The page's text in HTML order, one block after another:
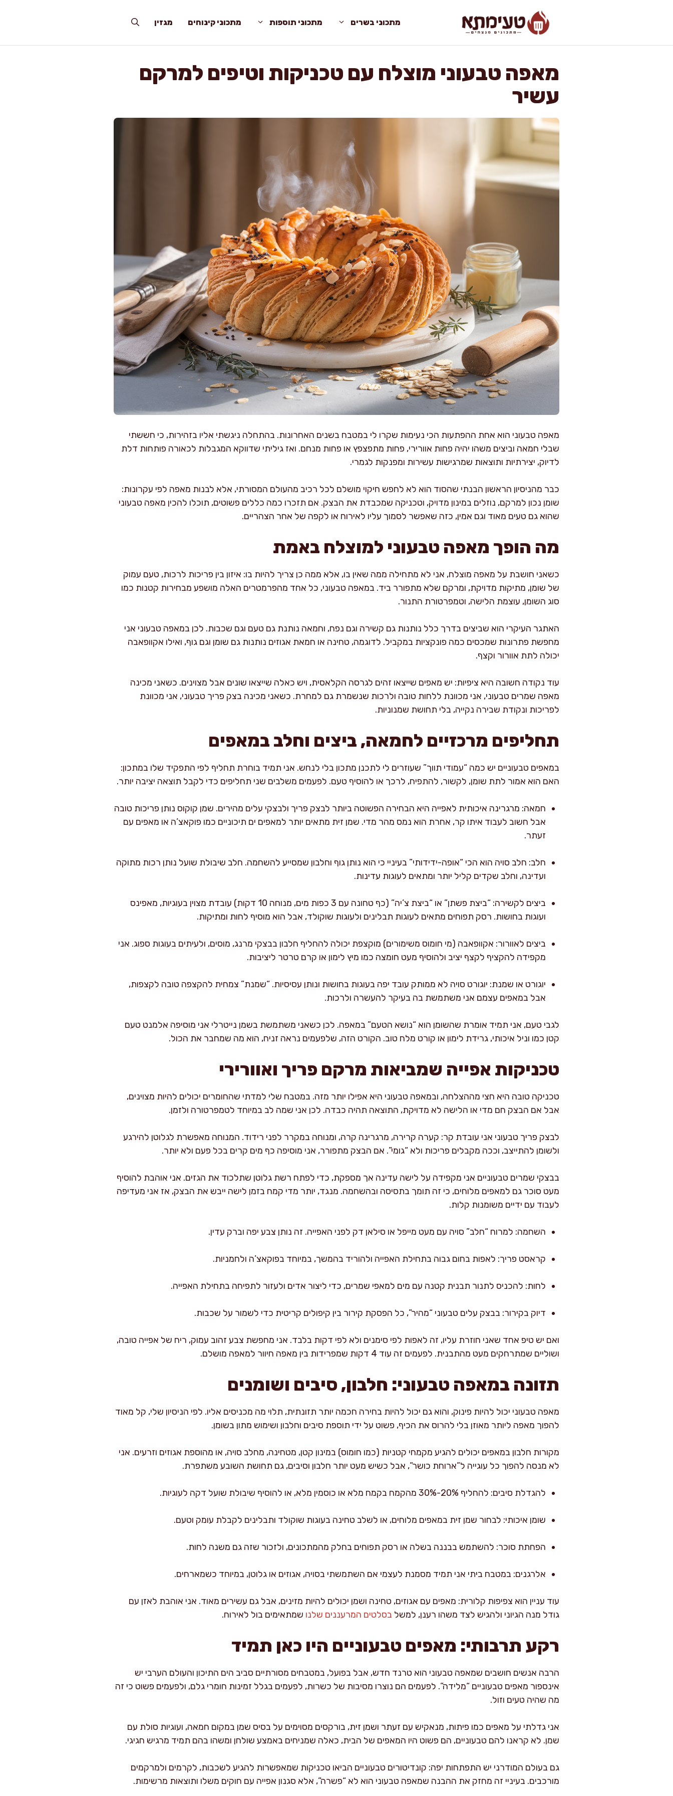
מתכוני בשרים מתכוני תוספות מתכוני קינוחים מגזין
מאפה טבעוני מוצלח עם טכניקות וטיפים למרקם
עשיר
מאפה טבעוני הוא אחת ההפתעות הכי נעימות שקרו לי במטבח בשנים האחרונות. בהתחלה ניגשתי אליו בזהירות, כי חששתי
שבלי חמאה וביצים משהו יהיה פחות אוורירי, פחות מתפצפץ או פחות מנחם. ואז גיליתי שדווקא המגבלות לכאורה פותחות דלת
לדיוק, יצירתיות ותוצאות שמרגישות עשירות ומפנקות לגמרי.
כבר מהניסיון הראשון הבנתי שהסוד הוא לא לחפש חיקוי מושלם לכל רכיב מהעולם המסורתי, אלא לבנות מאפה לפי עקרונות:
שומן נכון למרקם, נוזלים במינון מדויק, וטכניקה שמכבדת את הבצק. אם תזכרו כמה כללים פשוטים, תוכלו להכין מאפה טבעוני
שהוא גם טעים מאוד וגם אמין, כזה שאפשר לסמוך עליו לאירוח או לקפה של אחר הצהריים.
מה הופך מאפה טבעוני למוצלח באמת
כשאני חושבת על מאפה מוצלח, אני לא מתחילה ממה שאין בו, אלא ממה כן צריך להיות בו: איזון בין פריכות לרכות, טעם עמוק
של שומן, מתיקות מדויקת, ומרקם שלא מתפורר ביד. במאפה טבעוני, כל אחד מהפרמטרים האלה מושפע מבחירות קטנות כמו
סוג השומן, עוצמת הלישה, וטמפרטורת התנור.
האתגר העיקרי הוא שביצים בדרך כלל נותנות גם קשירה וגם נפח, וחמאה נותנת גם טעם וגם שכבות. לכן במאפה טבעוני אני
מחפשת פתרונות שמכסים כמה פונקציות במקביל. לדוגמה, טחינה או חמאת אגוזים נותנות גם שומן וגם גוף, ואילו אקוופאבה
יכולה לתת אוורור וקצף.
עוד נקודה חשובה היא ציפיות: יש מאפים שייצאו זהים לגרסה הקלאסית, ויש כאלה שייצאו שונים אבל מצוינים. כשאני מכינה
מאפה שמרים טבעוני, אני מכוונת ללחות טובה ולרכות שנשמרת גם למחרת. כשאני מכינה בצק פריך טבעוני, אני מכוונת
לפריכות ונקודת שבירה נקייה, בלי תחושת שמנוניות.
תחליפים מרכזיים לחמאה, ביצים וחלב במאפים
במאפים טבעוניים יש כמה “עמודי תווך” שעוזרים לי לתכנן מתכון בלי לנחש. אני תמיד בוחרת תחליף לפי התפקיד שלו במתכון:
האם הוא אמור לתת שומן, לקשור, להתפיח, לרכך או להוסיף טעם. לפעמים משלבים שני תחליפים כדי לקבל תוצאה יציבה יותר.
חמאה: מרגרינה איכותית לאפייה היא הבחירה הפשוטה ביותר לבצק פריך ולבצקי עלים מהירים. שמן קוקוס נותן פריכות טובה
אבל חשוב לעבוד איתו קר, אחרת הוא נמס מהר מדי. שמן זית מתאים יותר למאפים ים תיכוניים כמו פוקאצ’ה או מאפים עם
זעתר.
חלב: חלב סויה הוא הכי “אופה-ידידותי” בעיניי כי הוא נותן גוף וחלבון שמסייע להשחמה. חלב שיבולת שועל נותן רכות מתוקה
ועדינה, וחלב שקדים קליל יותר ומתאים לעוגות עדינות.
ביצים לקשירה: “ביצת פשתן” או “ביצת צ’יה” (כף טחונה עם 3 כפות מים, מנוחה 10 דקות) עובדת מצוין בעוגיות, מאפינס
ועוגות בחושות. רסק תפוחים מתאים לעוגות תבלינים ולעוגות שוקולד, אבל הוא מוסיף לחות ומתיקות.
ביצים לאוורור: אקוופאבה (מי חומוס משימורים) מוקצפת יכולה להחליף חלבון בבצקי מרנג, מוסים, ולעיתים בעוגות ספוג. אני
מקפידה להקציף לקצף יציב ולהוסיף מעט חומצה כמו מיץ לימון או קרם טרטר ליציבות.
יוגורט או שמנת: יוגורט סויה לא ממותק עובד יפה בעוגות בחושות ונותן עסיסיות. “שמנת” צמחית להקצפה טובה לקצפות,
אבל במאפים עצמם אני משתמשת בה בעיקר להעשרה ולרכות.
לגבי טעם, אני תמיד אומרת שהשומן הוא “נושא הטעם” במאפה. לכן כשאני משתמשת בשמן נייטרלי אני מוסיפה אלמנט טעם
קטן כמו וניל איכותי, גרידת לימון או קורט מלח טוב. הקורט הזה, שלפעמים נראה זניח, הוא מה שמחבר את הכול.
טכניקות אפייה שמביאות מרקם פריך ואוורירי
טכניקה טובה היא חצי מההצלחה, ובמאפה טבעוני היא אפילו יותר מזה. במטבח שלי למדתי שהחומרים יכולים להיות מצוינים,
אבל אם הבצק חם מדי או הלישה לא מדויקת, התוצאה תהיה כבדה. לכן אני שמה לב במיוחד לטמפרטורה ולזמן.
לבצק פריך טבעוני אני עובדת קר: קערה קרירה, מרגרינה קרה, ומנוחה במקרר לפני רידוד. המנוחה מאפשרת לגלוטן להירגע
ולשומן להתייצב, וככה מקבלים פריכות ולא “גומי”. אם הבצק מתפורר, אני מוסיפה כף מים קרים בכל פעם ולא יותר.
בבצקי שמרים טבעוניים אני מקפידה על לישה עדינה אך מספקת, כדי לפתח רשת גלוטן שתלכוד את הגזים. אני אוהבת להוסיף
מעט סוכר גם למאפים מלוחים, כי זה תומך בתסיסה ובהשחמה. מנגד, יותר מדי קמח בזמן לישה ייבש את הבצק, אז אני מעדיפה
לעבוד עם ידיים משומנות קלות.
השחמה: למרוח “חלב” סויה עם מעט מייפל או סילאן דק לפני האפייה. זה נותן צבע יפה וברק עדין.
קראסט פריך: לאפות בחום גבוה בתחילת האפייה ולהוריד בהמשך, במיוחד בפוקאצ’ה ולחמניות.
לחות: להכניס לתנור תבנית קטנה עם מים למאפי שמרים, כדי ליצור אדים ולעזור לתפיחה בתחילת האפייה.
דיוק בקירור: בבצק עלים טבעוני “מהיר”, כל הפסקת קירור בין קיפולים קריטית כדי לשמור על שכבות.
ואם יש טיפ אחד שאני חוזרת עליו, זה לאפות לפי סימנים ולא לפי דקות בלבד. אני מחפשת צבע זהוב עמוק, ריח של אפייה טובה,
ושוליים שמתרחקים מעט מהתבנית. לפעמים זה עוד 4 דקות שמפרידות בין מאפה חיוור למאפה מושלם.
תזונה במאפה טבעוני: חלבון, סיבים ושומנים
מאפה טבעוני יכול להיות פינוק, והוא גם יכול להיות בחירה חכמה יותר תזונתית, תלוי מה מכניסים אליו. לפי הניסיון שלי, קל מאוד
להפוך מאפה ליותר מאוזן בלי להרוס את הכיף, פשוט על ידי תוספת סיבים וחלבון ושימוש מתון בשומן.
מקורות חלבון במאפים יכולים להגיע מקמחי קטניות (כמו חומוס) במינון קטן, מטחינה, מחלב סויה, או מהוספת אגוזים וזרעים. אני
לא מנסה להפוך כל עוגייה ל”ארוחת כושר”, אבל כשיש מעט יותר חלבון וסיבים, גם תחושת השובע משתפרת.
להגדלת סיבים: להחליף 20%-30% מהקמח בקמח מלא או כוסמין מלא, או להוסיף שיבולת שועל דקה לעוגיות.
שומן איכותי: לבחור שמן זית במאפים מלוחים, או לשלב טחינה בעוגות שוקולד ותבלינים לקבלת עומק וטעם.
הפחתת סוכר: להשתמש בבננה בשלה או רסק תפוחים בחלק מהמתכונים, ולזכור שזה גם משנה לחות.
אלרגנים: במטבח ביתי אני תמיד מסמנת לעצמי אם השתמשתי בסויה, אגוזים או גלוטן, במיוחד כשמארחים.
עוד עניין הוא צפיפות קלורית: מאפים עם אגוזים, טחינה ושמן יכולים להיות מזינים, אבל גם עשירים מאוד. אני אוהבת לאזן עם
גודל מנה הגיוני ולהגיש לצד משהו רענן, למשל בסלטים המרעננים שלנו שמתאימים בול לאירוח.
רקע תרבותי: מאפים טבעוניים היו כאן תמיד
הרבה אנשים חושבים שמאפה טבעוני הוא טרנד חדש, אבל בפועל, במטבחים מסורתיים סביב הים התיכון והעולם הערבי יש
אינספור מאפים טבעוניים “מלידה”. לפעמים הם נוצרו מסיבות של כשרות, לפעמים בגלל זמינות חומרי גלם, ולפעמים פשוט כי זה
מה שהיה טעים וזול.
אני גדלתי על מאפים כמו פיתות, מנאקיש עם זעתר ושמן זית, בורקסים מסוימים על בסיס שמן במקום חמאה, ועוגיות סולת עם
שמן. לא קראנו להם טבעוניים, הם פשוט היו המאפים של הבית, כאלה שמניחים באמצע שולחן ומשהו בהם תמיד מרגיש חגיגי.
גם בעולם המודרני יש התפתחות יפה: קונדיטורים טבעוניים הביאו טכניקות שמאפשרות להגיע לשכבות, לקרמים ולמרקמים
מורכבים. בעיניי זה מחזק את ההבנה שמאפה טבעוני הוא לא “פשרה”, אלא סגנון אפייה עם חוקים משלו ותוצאות מרשימות.